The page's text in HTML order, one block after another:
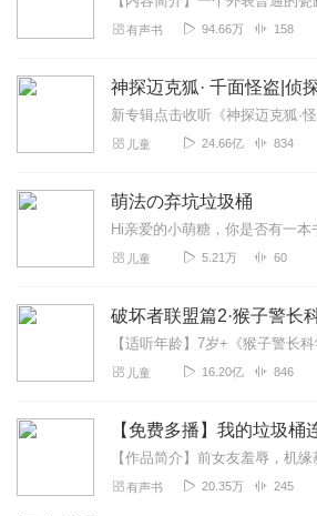
有声书 94.66万 158
儿童 24.66亿 834
萌法の弃坑垃圾桶
儿童 5.21万 60
儿童 16.20亿 846
有声书 20.35万 245